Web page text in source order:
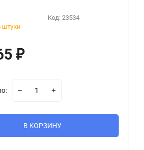
штуки
Код: 23534
₽
В КОРЗИНУ